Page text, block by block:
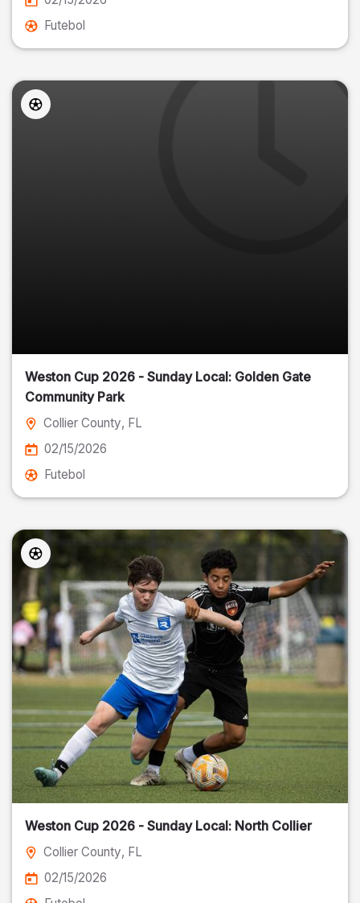
Futebol
Weston Cup 2026 - Sunday Local: Golden Gate
Community Park
Collier County, FL
02/15/2026
Futebol
Weston Cup 2026 - Sunday Local: North Collier
Collier County, FL
02/15/2026